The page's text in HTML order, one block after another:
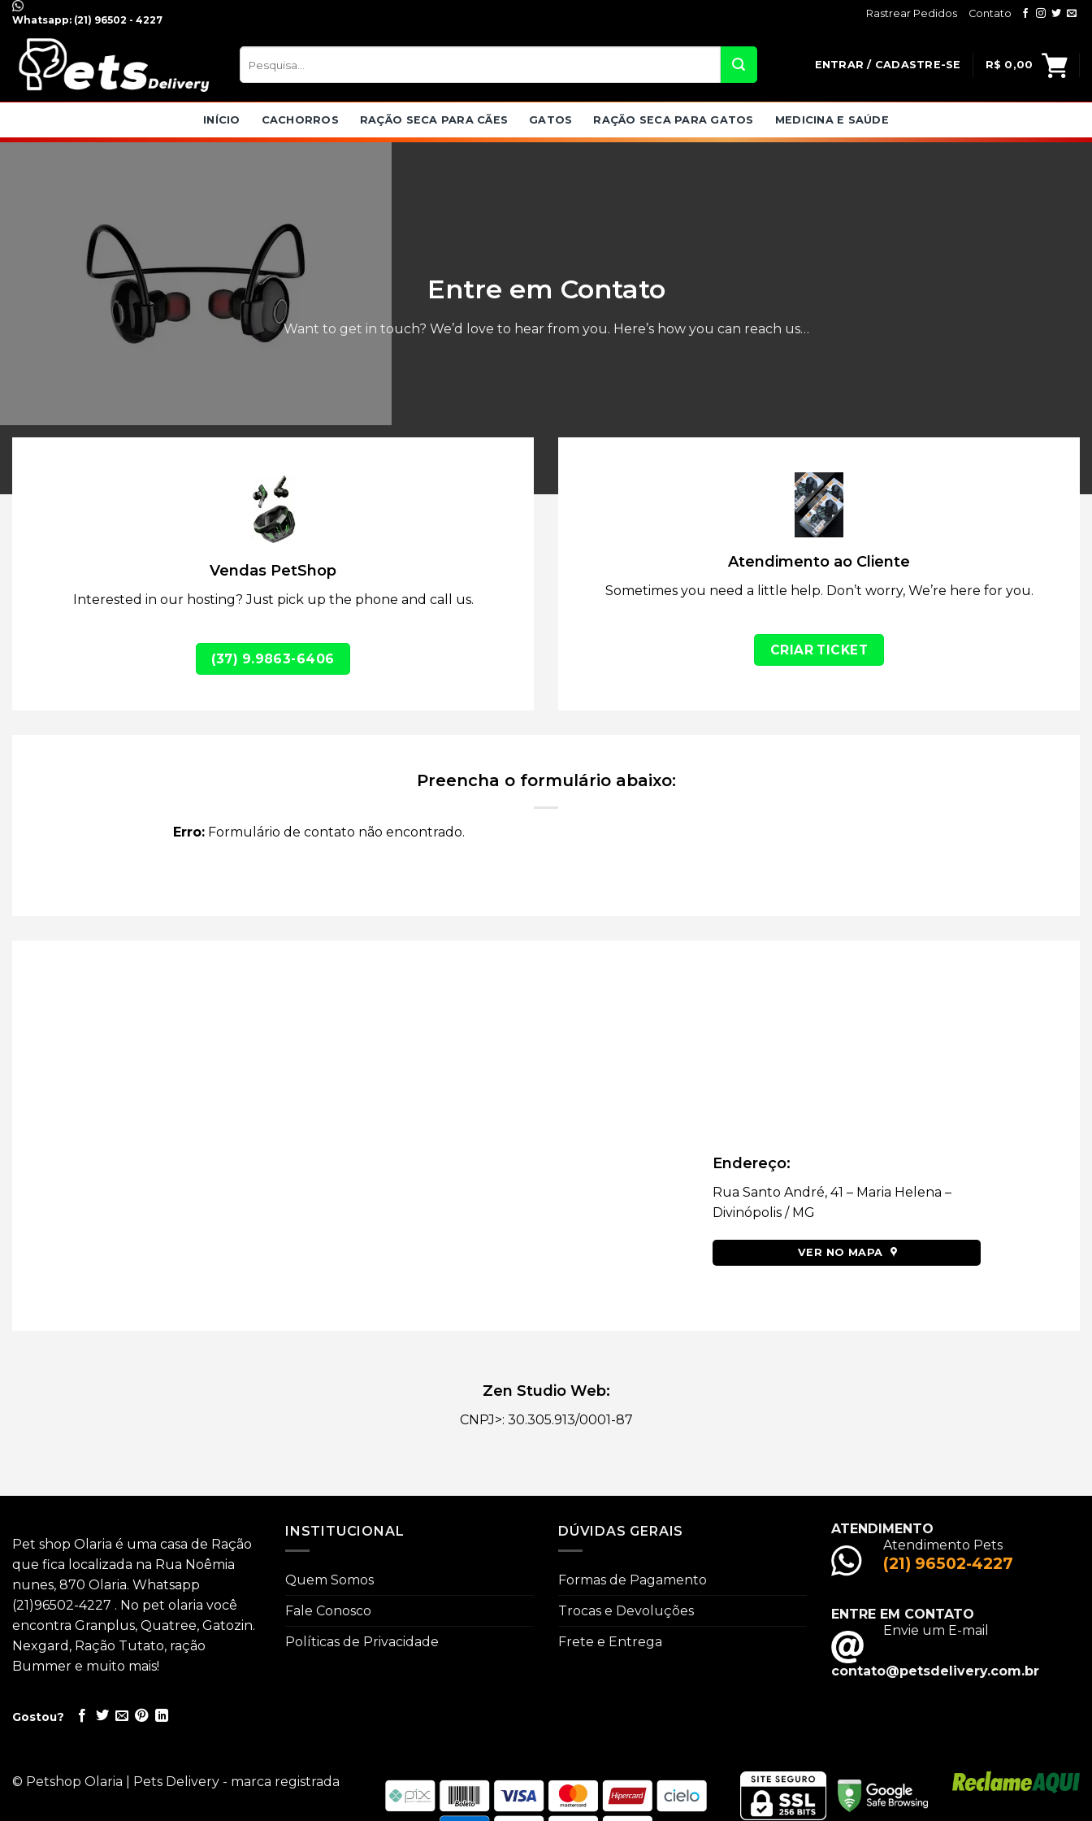
Skip
content
Whatsapp: (21) 96502 - 4227
Rastrear Pedidos Contato
Pesquisar
por:
ENTRAR / CADASTRE-SE R$ 0,00
INÍCIO CACHORROS RAÇÃO SECA PARA CÃES GATOS RAÇÃO SECA PARA GATOS MEDICINA E SAÚDE
Entre em Contato
Want to get in touch? We’d love to hear from you. Here’s how you can reach us…
Vendas PetShop
Interested in our hosting? Just pick up the phone and call us.
(37) 9.9863-6406
Atendimento ao Cliente
Sometimes you need a little help. Don’t worry, We’re here for you.
CRIAR TICKET
Preencha o formulário abaixo:
Erro: Formulário de contato não encontrado.
Endereço:
Rua Santo André, 41 – Maria Helena –
Divinópolis / MG
VER NO MAPA
Zen Studio Web:
CNPJ>: 30.305.913/0001-87
Pet shop Olaria é uma casa de Ração
que fica localizada na Rua Noêmia
nunes, 870 Olaria. Whatsapp
(21)96502-4227 . No pet olaria você
encontra Granplus, Quatree, Gatozin.
Nexgard, Ração Tutato, ração
Bummer e muito mais!
Gostou?
INSTITUCIONAL
Quem Somos
Fale Conosco
Políticas de Privacidade
DÚVIDAS GERAIS
Formas de Pagamento
Trocas e Devoluções
Frete e Entrega
ATENDIMENTO
Atendimento Pets
(21) 96502-4227
ENTRE EM CONTATO
Envie um E-mail
contato@petsdelivery.com.br
© Petshop Olaria | Pets Delivery - marca registrada